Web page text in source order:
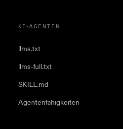
KI-AGENTEN
llms.txt
llms-full.txt
SKILL.md
Agentenfähigkeiten